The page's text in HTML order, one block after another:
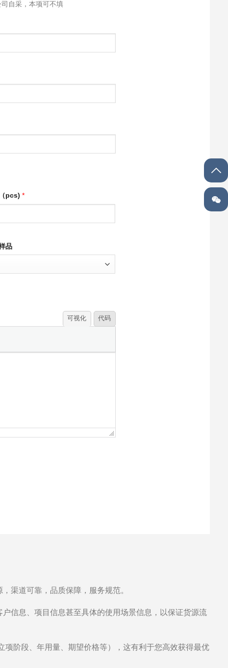
自采，本项可不填
pcs) *
品
可视化 代码
渠道可靠，品质保障，服务规范。
信息、项目信息甚至具体的使用场景信息，以保证货源流
项阶段、年用量、期望价格等），这有利于您高效获得最优